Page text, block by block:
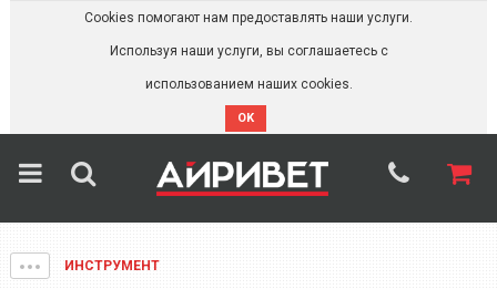
Cookies помогают нам предоставлять наши услуги.
Используя наши услуги, вы соглашаетесь с
использованием наших cookies.
OK
ИНСТРУМЕНТ